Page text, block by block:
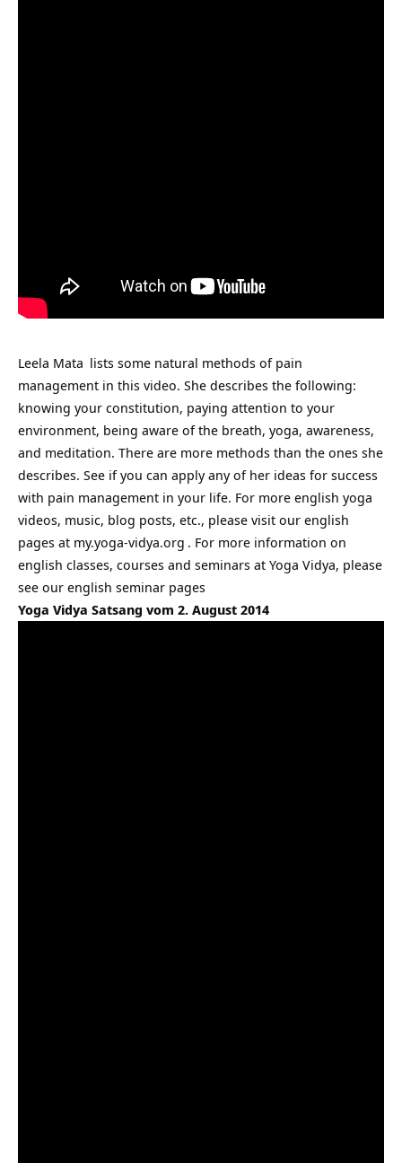
Leela Mata lists some natural methods of pain
management in this video. She describes the following:
knowing your constitution, paying attention to your
environment, being aware of the breath, yoga, awareness,
and meditation. There are more methods than the ones she
describes. See if you can apply any of her ideas for success
with pain management in your life. For more english yoga
videos, music, blog posts, etc., please visit our english
pages at my.yoga-vidya.org . For more information on
english classes, courses and seminars at Yoga Vidya, please
see our english seminar pages
Yoga Vidya Satsang vom 2. August 2014